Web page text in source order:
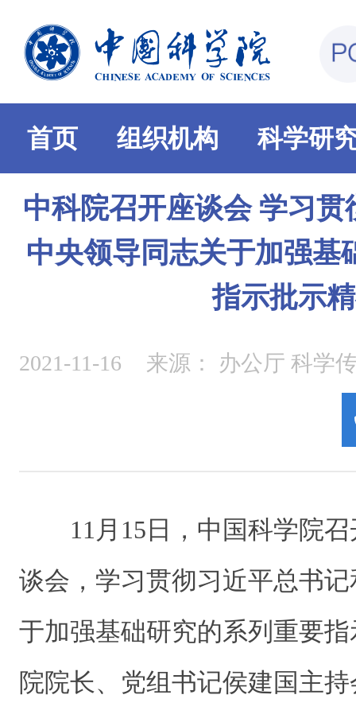
首页 组织机构 科学研
中科院召开座谈会 学习
中央领导同志关于加强基
指示批示
2021-11-16 来源： 办公厅 科学
11月15日，中国科学院召
谈会，学习贯彻习近平总书
于加强基础研究的系列重要
院院长、党组书记侯建国主